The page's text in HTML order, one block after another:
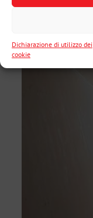
Dichiarazione di utilizzo dei
cookie